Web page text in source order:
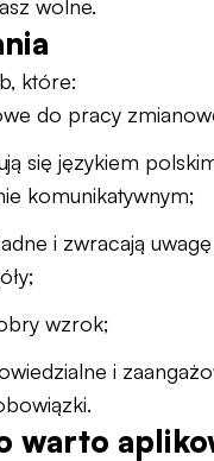
wolne.
które:
do pracy
się językiem
komunikatywnym;
i zwracają
wzrok;
i
warto